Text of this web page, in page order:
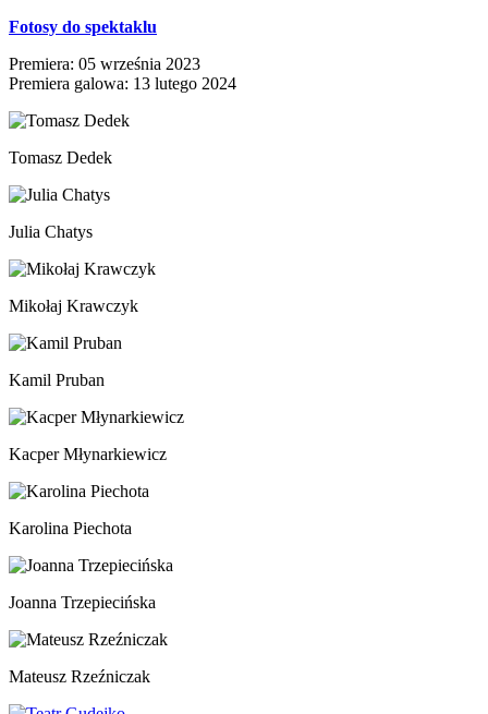
Fotosy do spektaklu
Premiera: 05 września 2023
Premiera galowa: 13 lutego 2024
Tomasz Dedek
Julia Chatys
Mikołaj Krawczyk
Kamil Pruban
Kacper Młynarkiewicz
Karolina Piechota
Joanna Trzepiecińska
Mateusz Rzeźniczak